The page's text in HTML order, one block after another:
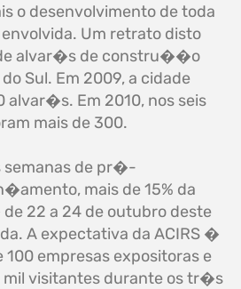
o desenvolvimento de toda
Um retrato disto
alvar�s de constru��o
Sul. Em 2009, a cidade
alvar�s. Em 2010, nos seis
mais de 300.
semanas de pr�-
mais de 15% da
22 a 24 de outubro deste
A expectativa da ACIRS �
empresas expositoras e
mil visitantes durante os tr�s